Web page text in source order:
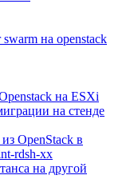
на openstack
на ESXi
на стенде
OpenStack в
rdsh-xx
на другой